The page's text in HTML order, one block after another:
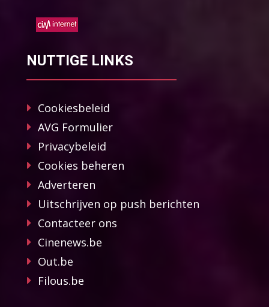
NUTTIGE LINKS
Cookiesbeleid
AVG Formulier
Privacybeleid
Cookies beheren
Adverteren
Uitschrijven op push berichten
Contacteer ons
Cinenews.be
Out.be
Filous.be